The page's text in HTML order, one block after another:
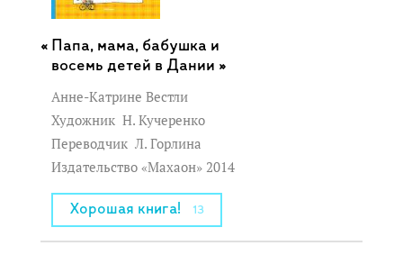
Папа, мама, бабушка и
восемь детей в Дании »
Анне-Катрине Вестли
Художник Н. Кучеренко
Переводчик Л. Горлина
Издательство «Махаон» 2014
Хорошая книга! 13